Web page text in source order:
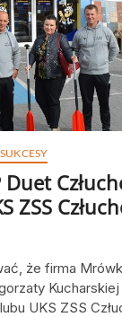
SUKCESY
ZSS
że firma
UKS ZSS